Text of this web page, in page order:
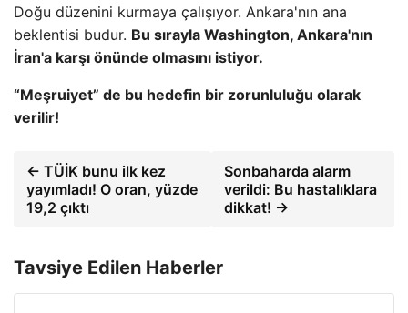
Doğu düzenini kurmaya çalışıyor. Ankara'nın ana
beklentisi budur. Bu sırayla Washington, Ankara'nın
İran'a karşı önünde olmasını istiyor.
“Meşruiyet” de bu hedefin bir zorunluluğu olarak
verilir!
← TÜİK bunu ilk kez
yayımladı! O oran, yüzde
19,2 çıktı
Sonbaharda alarm
verildi: Bu hastalıklara
dikkat! →
Tavsiye Edilen Haberler